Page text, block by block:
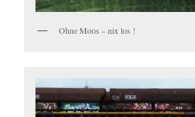
Ohne Moos – nix los !